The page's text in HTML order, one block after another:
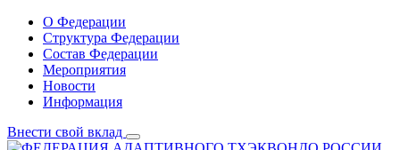
О Федерации
Структура Федерации
Состав Федерации
Мероприятия
Новости
Информация
Внести свой вклад